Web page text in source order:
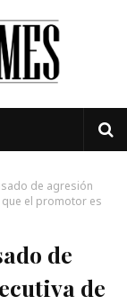
de agresión
el promotor es
de
de